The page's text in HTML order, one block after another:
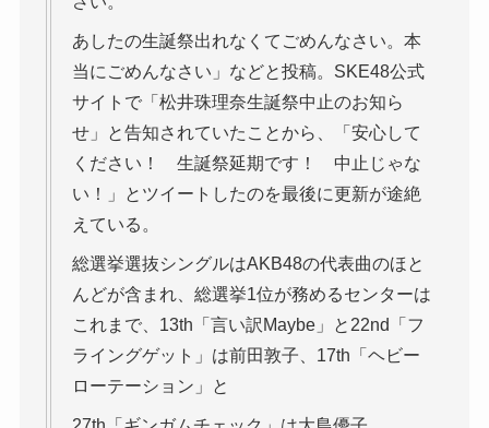
あしたの生誕祭出れなくてごめんなさい。本
当にごめんなさい」などと投稿。SKE48公式
サイトで「松井珠理奈生誕祭中止のお知ら
せ」と告知されていたことから、「安心して
ください！ 生誕祭延期です！ 中止じゃな
い！」とツイートしたのを最後に更新が途絶
えている。
総選挙選抜シングルはAKB48の代表曲のほと
んどが含まれ、総選挙1位が務めるセンターは
これまで、13th「言い訳Maybe」と22nd「フ
ライングゲット」は前田敦子、17th「ヘビー
ローテーション」と